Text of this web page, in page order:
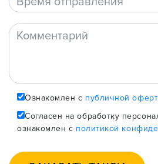
Ознакомлен с публичной
Согласен на обработку
ознакомлен с политикой